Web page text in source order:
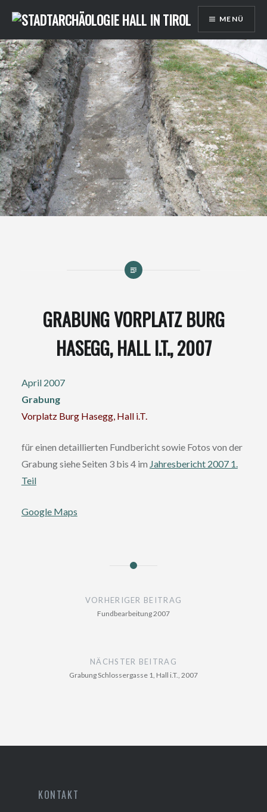
zum
Inhalt
MENÜ
GRABUNG VORPLATZ BURG
HASEGG, HALL I.T., 2007
April 2007
Grabung
Vorplatz Burg Hasegg, Hall i.T.
für einen detaillierten Fundbericht sowie Fotos von der
Grabung siehe Seiten 3 bis 4 im Jahresbericht 2007 1.
Teil
Google Maps
VORHERIGER BEITRAG
Fundbearbeitung 2007
NÄCHSTER BEITRAG
Grabung Schlossergasse 1, Hall i.T., 2007
KONTAKT